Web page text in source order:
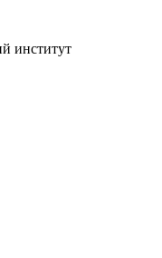
институт